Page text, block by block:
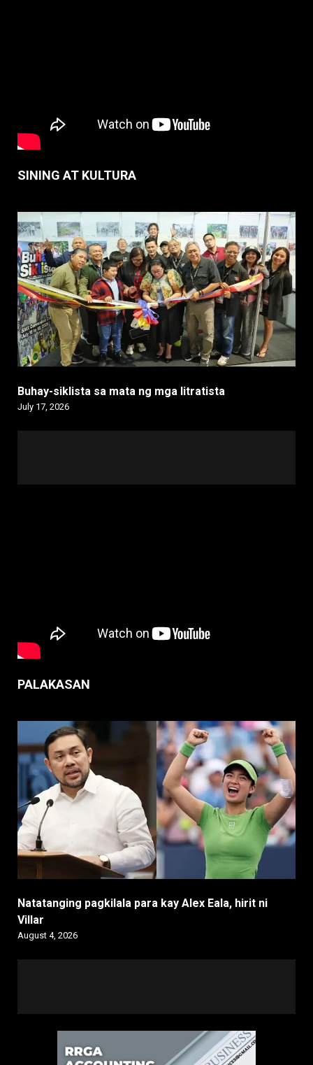
SINING AT KULTURA
Buhay-siklista sa mata ng mga litratista
July 17, 2026
PALAKASAN
Natatanging pagkilala para kay Alex Eala, hirit ni
Villar
August 4, 2026